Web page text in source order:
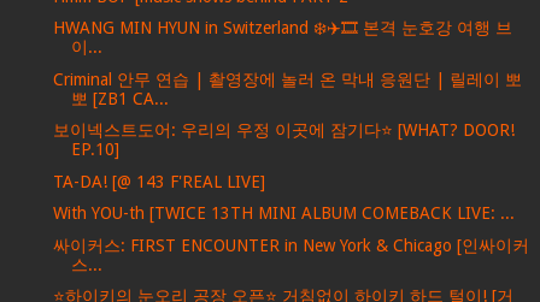
HWANG MIN HYUN in Switzerland ❄️✈️🎞️ 본격 눈호강 여행 브
이...
Criminal 안무 연습 | 촬영장에 놀러 온 막내 응원단 | 릴레이 뽀
뽀 [ZB1 CA...
보이넥스트도어: 우리의 우정 이곳에 잠기다⭐️ [WHAT? DOOR!
EP.10]
TA-DA! [@ 143 F'REAL LIVE]
With YOU-th [TWICE 13TH MINI ALBUM COMEBACK LIVE: ...
싸이커스: FIRST ENCOUNTER in New York & Chicago [인싸이커
스...
⭐하이키의 눈오리 공장 오픈⭐ 거침없이 하이키 하드 털이! [거